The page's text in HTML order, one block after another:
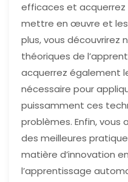
efficaces et acquerrez
mettre en œuvre et
plus, vous découvrirez
théoriques de
acquerrez également
nécessaire pour
puissamment ces
problèmes. Enfin, vous
des meilleures
matière d’innovation
l’apprentissage